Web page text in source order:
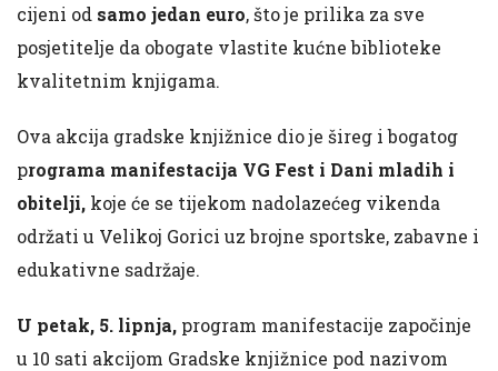
cijeni od samo jedan euro, što je prilika za sve
posjetitelje da obogate vlastite kućne biblioteke
kvalitetnim knjigama.
Ova akcija gradske knjižnice dio je šireg i bogatog
programa manifestacija VG Fest i Dani mladih i
obitelji, koje će se tijekom nadolazećeg vikenda
održati u Velikoj Gorici uz brojne sportske, zabavne i
edukativne sadržaje.
U petak, 5. lipnja, program manifestacije započinje
u 10 sati akcijom Gradske knjižnice pod nazivom